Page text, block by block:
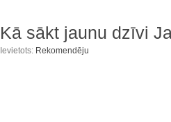
Kā sākt jaunu dzīvi
Ievietots: Rekomendēju